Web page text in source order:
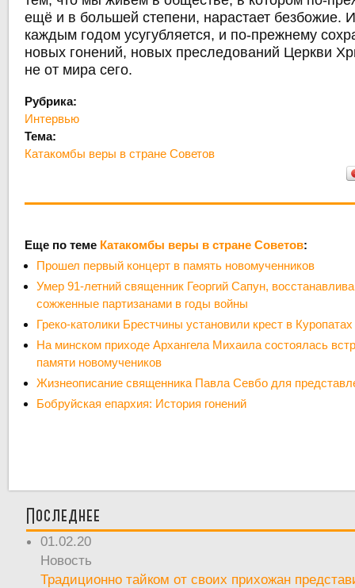
ещё и в большей степени, нарастает безбожие.
каждым годом усугубляется, и по-прежнему
новых гонений, новых преследований Церкви
не от мира сего.
Рубрика:
Интервью
Тема:
Катакомбы веры в стране Советов
Еще по теме Катакомбы веры в стране Советов:
Прошел первый концерт в память новомученников
Умер 91-летний священник Георгий Сапун,
сожженные партизанами в годы войны
Греко-католики Брестчины установили крест в
На минском приходе Архангела Михаила состоялась
памяти новомучеников
Жизнеописание священника Павла Севбо для
Бобруйская епархия: История гонений
Последнее
01.02.20
Новость
Традиционно тайком от своих прихожан